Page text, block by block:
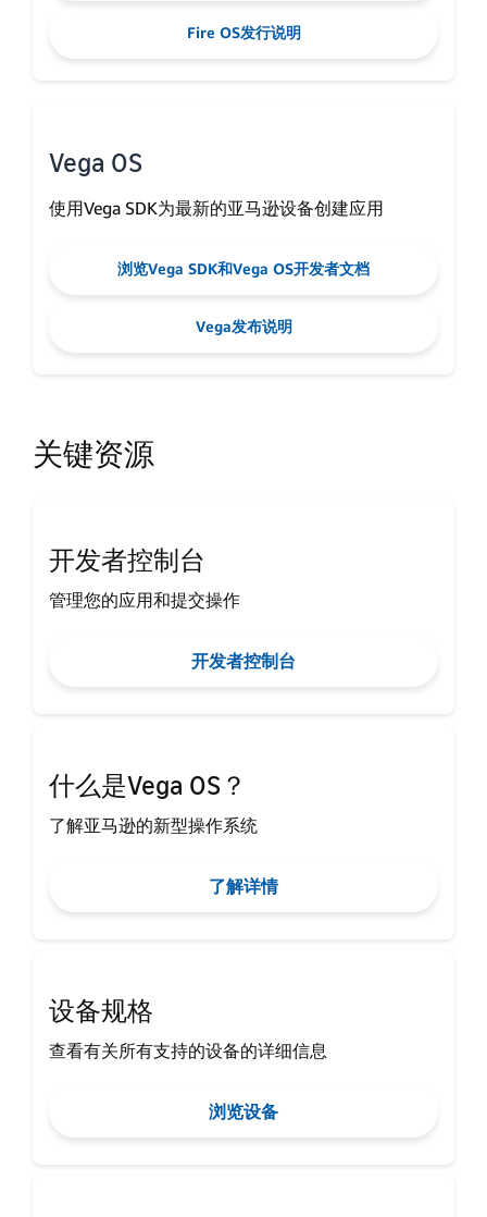
Fire OS发行说明
Vega OS
使用Vega SDK为最新的亚马逊设备创建应用
浏览Vega SDK和Vega OS开发者文档
Vega发布说明
关键资源
开发者控制台
管理您的应用和提交操作
开发者控制台
什么是Vega OS？
了解亚马逊的新型操作系统
了解详情
设备规格
查看有关所有支持的设备的详细信息
浏览设备